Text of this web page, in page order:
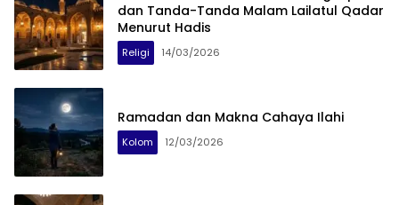
dan Tanda-Tanda Malam Lailatul Qadar
Menurut Hadis
Religi 14/03/2026
Ramadan dan Makna Cahaya Ilahi
Kolom 12/03/2026